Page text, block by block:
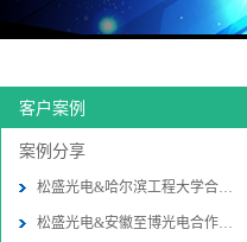
客户案例
案例分享
松盛光电&哈尔滨工程大学合作振
松盛光电&安徽至博光电合作振镜